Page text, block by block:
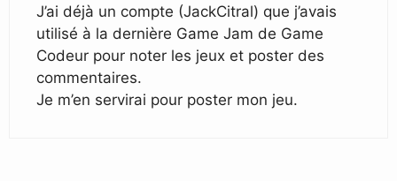
J’ai déjà un compte (JackCitral) que j’avais
utilisé à la dernière Game Jam de Game
Codeur pour noter les jeux et poster des
commentaires.
Je m’en servirai pour poster mon jeu.